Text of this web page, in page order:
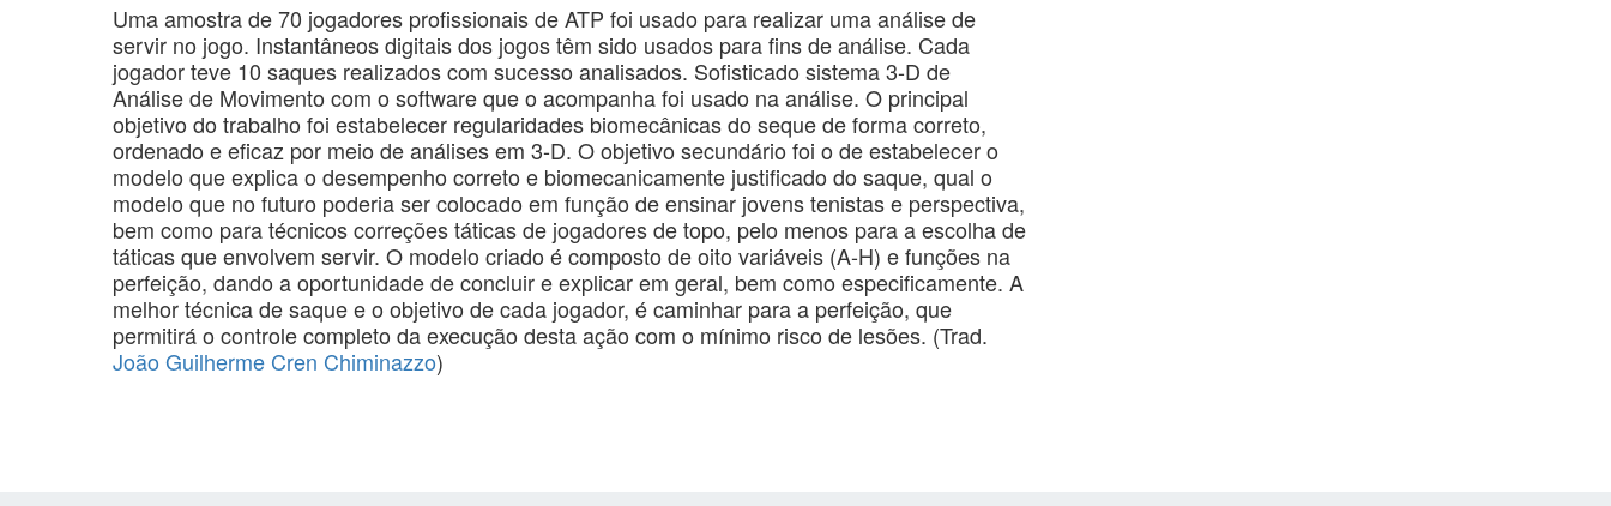
Uma amostra de 70 jogadores profissionais de ATP foi usado para realizar uma análise de
servir no jogo. Instantâneos digitais dos jogos têm sido usados ​​para fins de análise. Cada
jogador teve 10 saques realizados com sucesso analisados. Sofisticado sistema 3-D de
Análise de Movimento com o software que o acompanha foi usado na análise. O principal
objetivo do trabalho foi estabelecer regularidades biomecânicas do seque de forma correto,
ordenado e eficaz por meio de análises em 3-D. O objetivo secundário foi o de estabelecer o
modelo que explica o desempenho correto e biomecanicamente justificado do saque, qual o
modelo que no futuro poderia ser colocado em função de ensinar jovens tenistas e perspectiva,
bem como para técnicos correções táticas de jogadores de topo, pelo menos para a escolha de
táticas que envolvem servir. O modelo criado é composto de oito variáveis ​​(A-H) e funções na
perfeição, dando a oportunidade de concluir e explicar em geral, bem como especificamente. A
melhor técnica de saque e o objetivo de cada jogador, é caminhar para a perfeição, que
permitirá o controle completo da execução desta ação com o mínimo risco de lesões. (Trad.
João Guilherme Cren Chiminazzo)